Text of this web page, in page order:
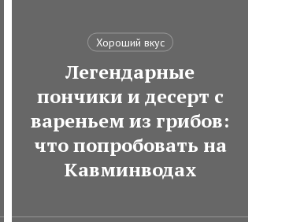
Хороший вкус
Легендарные
пончики и десерт с
вареньем из грибов:
что попробовать на
Кавминводах